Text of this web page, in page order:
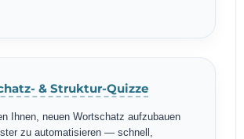
& Struktur-Quizze
Ihnen, neuen Wortschatz aufzubauen
zu automatisieren — schnell,